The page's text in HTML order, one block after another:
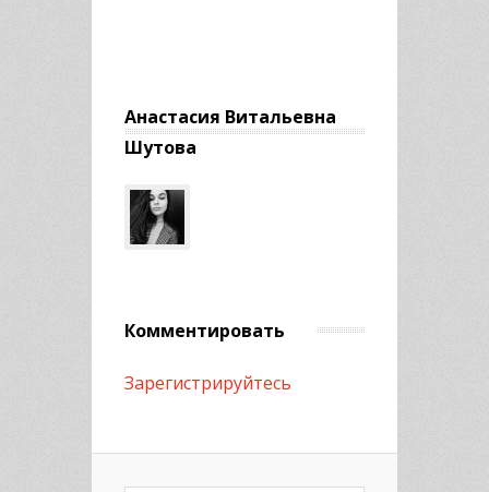
Анастасия Витальевна
Шутова
Комментировать
Зарегистрируйтесь